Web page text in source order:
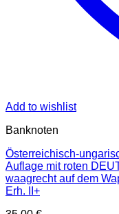
Add to wishlist
Banknoten
Österreichisch-
Auflage mit roten
waagrecht auf dem
Erh. II+